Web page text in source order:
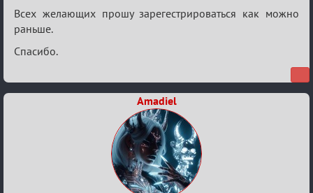
Всех желающих прошу зарегестрироваться как можно
раньше.
Спасибо.
Amadiel